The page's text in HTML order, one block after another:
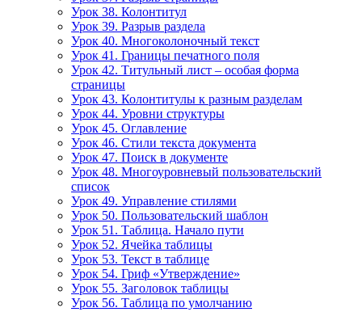
Урок 38. Колонтитул
Урок 39. Разрыв раздела
Урок 40. Многоколоночный текст
Урок 41. Границы печатного поля
Урок 42. Титульный лист – особая форма
страницы
Урок 43. Колонтитулы к разным разделам
Урок 44. Уровни структуры
Урок 45. Оглавление
Урок 46. Стили текста документа
Урок 47. Поиск в документе
Урок 48. Многоуровневый пользовательский
список
Урок 49. Управление стилями
Урок 50. Пользовательский шаблон
Урок 51. Таблица. Начало пути
Урок 52. Ячейка таблицы
Урок 53. Текст в таблице
Урок 54. Гриф «Утверждение»
Урок 55. Заголовок таблицы
Урок 56. Таблица по умолчанию